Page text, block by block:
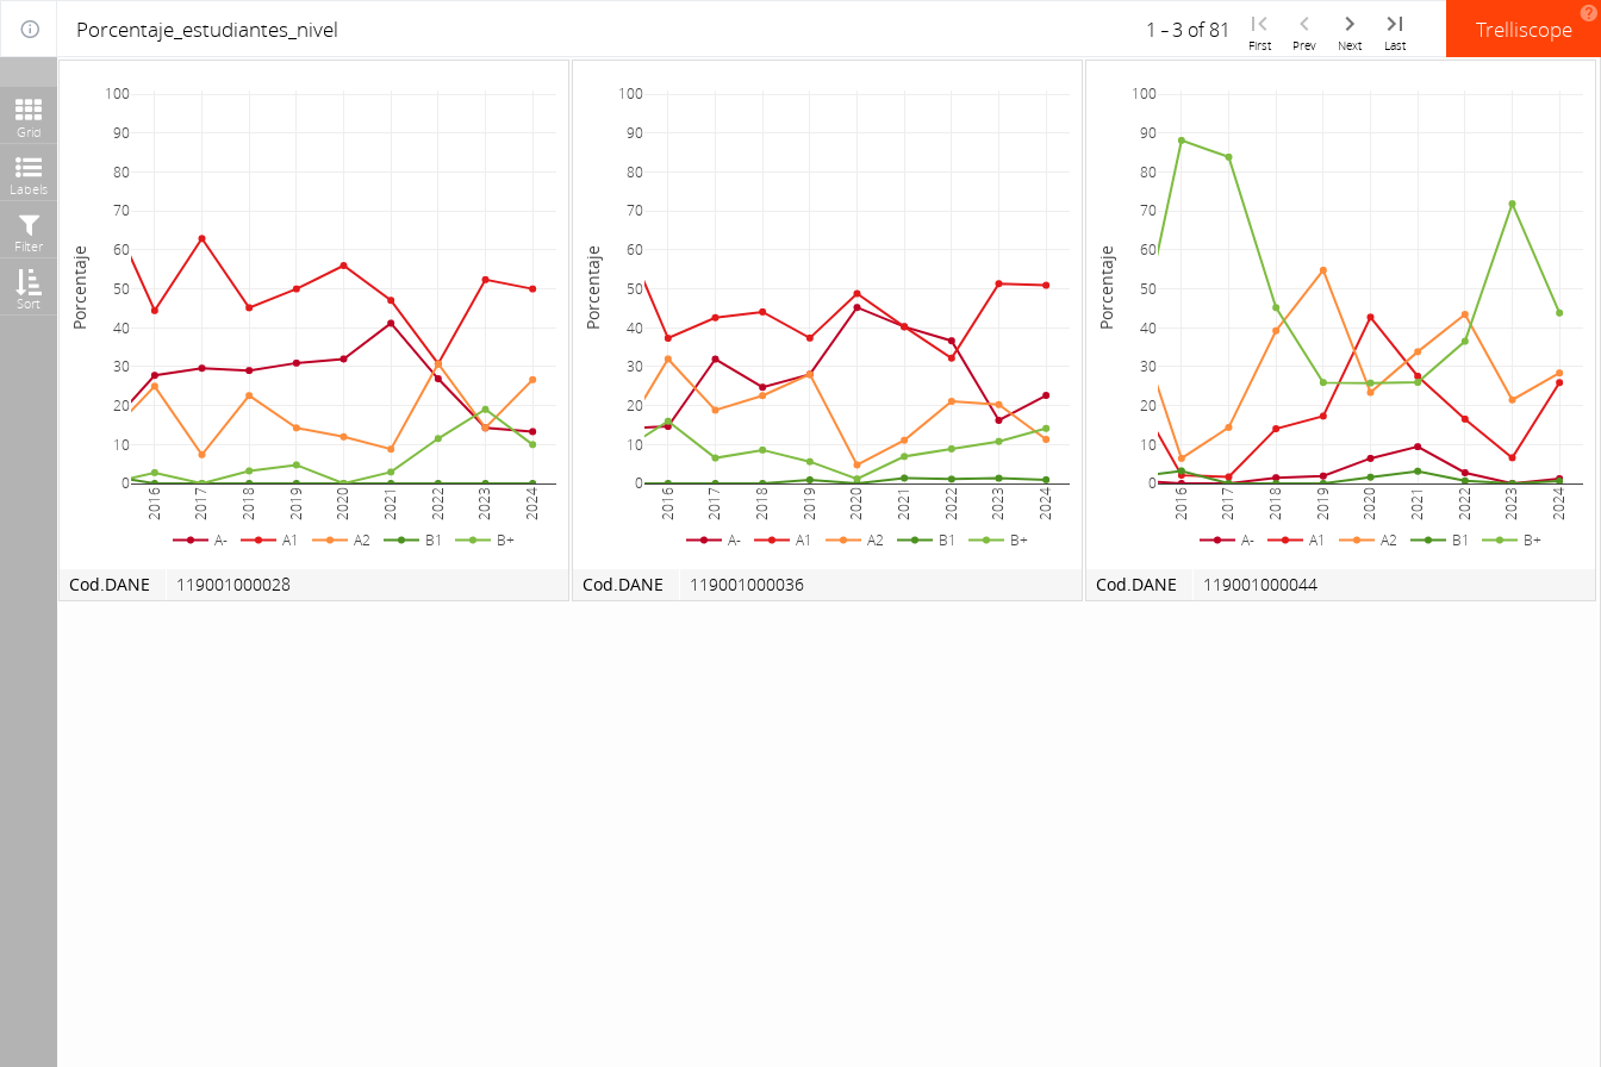
Porcentaje_estudiantes_nivel 1 -3 of 81
First Prev Next Last
Trelliscope
Grid
Labels
Filter
Sort
2016 2017 2018 2019 2020 2021 2022 2023 2024
0
10
20
30
40
50
60
70
80
90
100
A- A1 A2 B1 B+
Porcentaje
Cod.DANE 119001000028
2016 2017 2018 2019 2020 2021 2022 2023 2024
0
10
20
30
40
50
60
70
80
90
100
A- A1 A2 B1 B+
Porcentaje
Cod.DANE 119001000036
2016 2017 2018 2019 2020 2021 2022 2023 2024
0
10
20
30
40
50
60
70
80
90
100
A- A1 A2 B1 B+
Porcentaje
Cod.DANE 119001000044